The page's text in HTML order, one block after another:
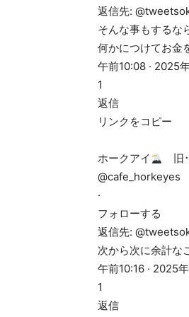
返信先:
そんな事もするな
何かにつけてお金
午前10:08 · 2025
1
返信
リンクをコピー
ホークアイ
旧
@cafe_horkeyes
·
フォローする
返信先:
次から次に余計な
午前10:16 · 2025
1
返信